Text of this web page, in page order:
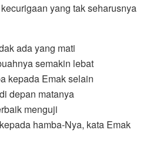
yang tak seharusnya
ada yang mati
semakin lebat
kepada Emak selain
depan matanya
menguji
hamba-Nya, kata Emak